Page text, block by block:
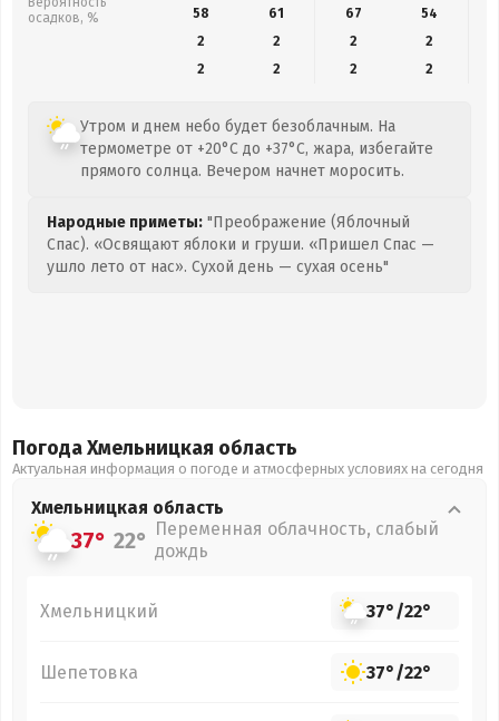
осадков, %
58
61 67
54
2
2 2
2
2
2 2 2
Утром и днем небо будет безоблачным. На
термометре от +20°C до +37°C, жара, избегайте
прямого солнца. Вечером начнет моросить.
Народные приметы: "Преображение (Яблочный
Спас). «Освящают яблоки и груши. «Пришел Спас —
ушло лето от нас». Сухой день — сухая осень"
Погода Хмельницкая область
Актуальная информация о погоде и атмосферных условиях на сегодня
Хмельницкая область
37° 22° Переменная облачность, слабый
дождь
Хмельницкий 37°/22°
Шепетовка 37°/22°